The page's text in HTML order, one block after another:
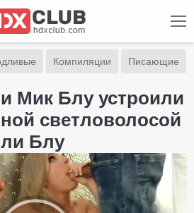
Компиляции Писающие
Мик Блу устроили
светловолосой
Блу